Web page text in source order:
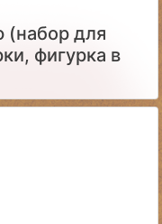
(набор для
фигурка в